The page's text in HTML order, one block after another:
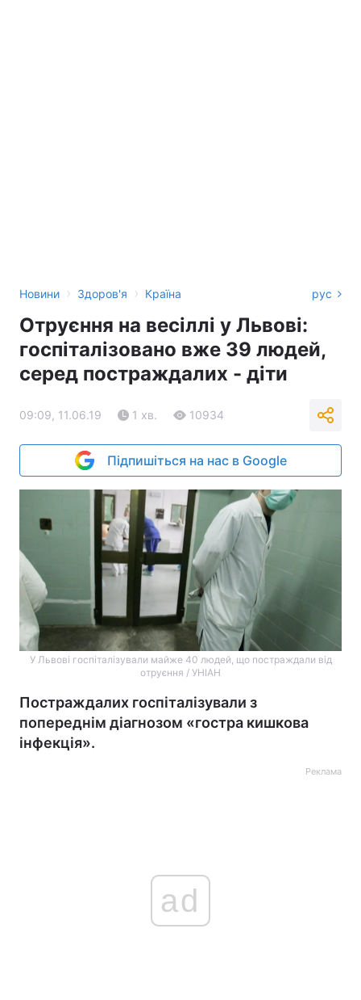
Новини › Здоров'я › Країна рус
Отруєння на весіллі у Львові:
госпіталізовано вже 39 людей,
серед постраждалих - діти
09:09, 11.06.19 1 хв. 10934
Підпишіться на нас в Google
У Львові госпіталізували майже 40 людей, що постраждали від
отруєння / УНІАН
Постраждалих госпіталізували з
попереднім діагнозом «гостра кишкова
інфекція».
Реклама
ad